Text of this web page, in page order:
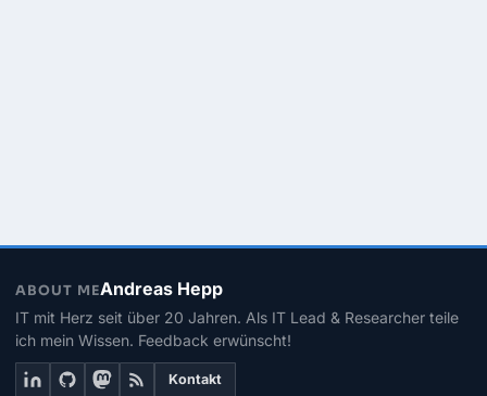
ABOUT MEAndreas Hepp
IT mit Herz seit über 20 Jahren. Als IT Lead & Researcher teile
ich mein Wissen. Feedback erwünscht!
Kontakt